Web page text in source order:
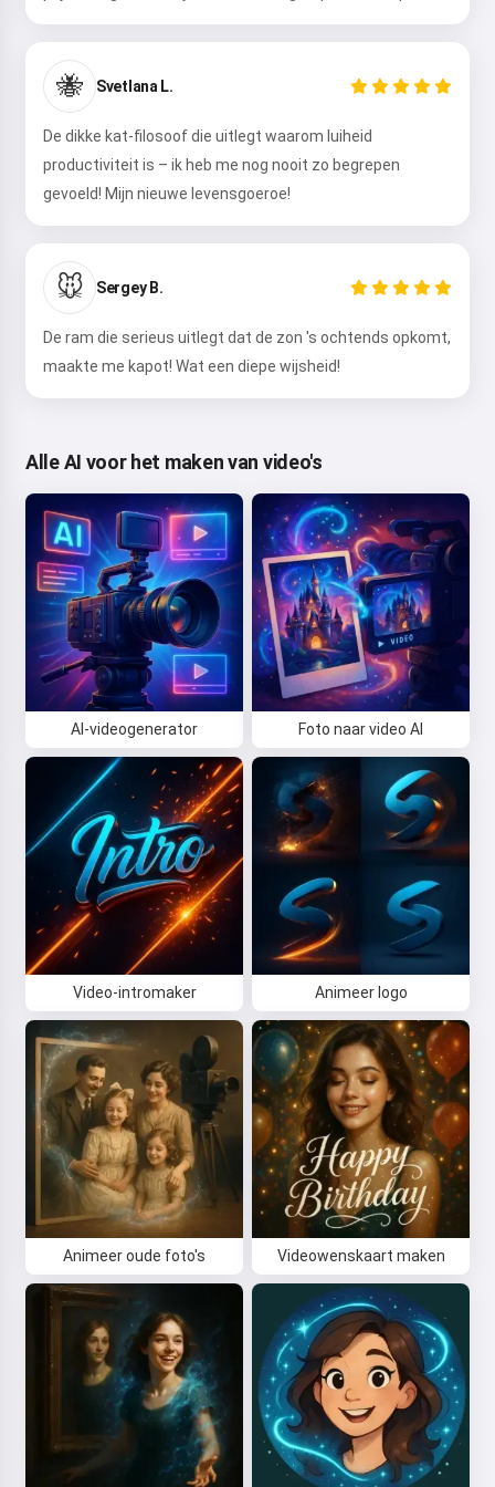
🐝 Svetlana L.
De dikke kat-filosoof die uitlegt waarom luiheid
productiviteit is – ik heb me nog nooit zo begrepen
gevoeld! Mijn nieuwe levensgoeroe!
🐭 Sergey B.
De ram die serieus uitlegt dat de zon 's ochtends opkomt,
maakte me kapot! Wat een diepe wijsheid!
Alle AI voor het maken van video's
AI-videogenerator Foto naar video AI
Video-intromaker Animeer logo
Animeer oude foto's Videowenskaart maken